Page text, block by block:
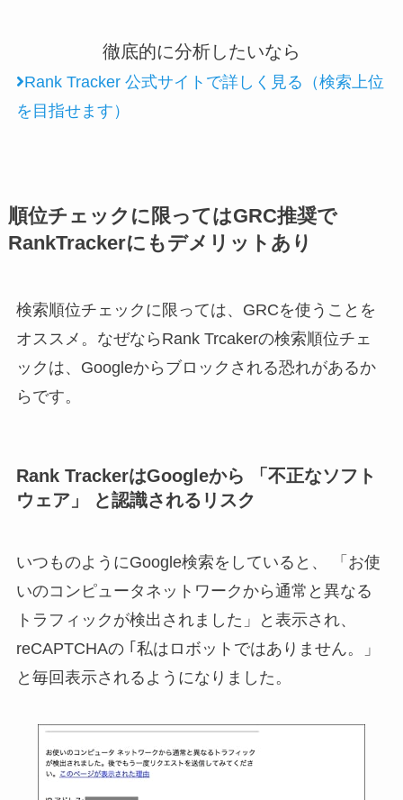
徹底的に分析したいなら
Rank Tracker 公式サイトで詳しく見る（検索上位
を目指せます）
順位チェックに限ってはGRC推奨で
RankTrackerにもデメリットあり
検索順位チェックに限っては、GRCを使うことを
オススメ。なぜならRank Trcakerの検索順位チェ
ックは、Googleからブロックされる恐れがあるか
らです。
Rank TrackerはGoogleから 「不正なソフト
ウェア」 と認識されるリスク
いつものようにGoogle検索をしていると、 「お使
いのコンピュータネットワークから通常と異なる
トラフィックが検出されました」と表示され、
reCAPTCHAの ｢私はロボットではありません。」
と毎回表示されるようになりました。